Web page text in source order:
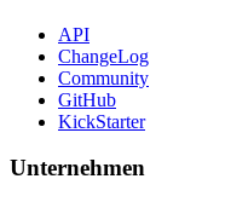
API
ChangeLog
Community
GitHub
KickStarter
Unternehmen